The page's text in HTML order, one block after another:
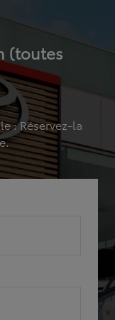
(toutes
: Réservez-la